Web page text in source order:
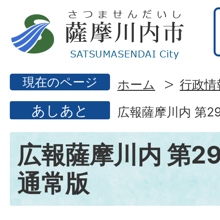
現在のページ ホーム 行政情
あしあと 広報薩摩川内 第
広報薩摩川内 第
通常版